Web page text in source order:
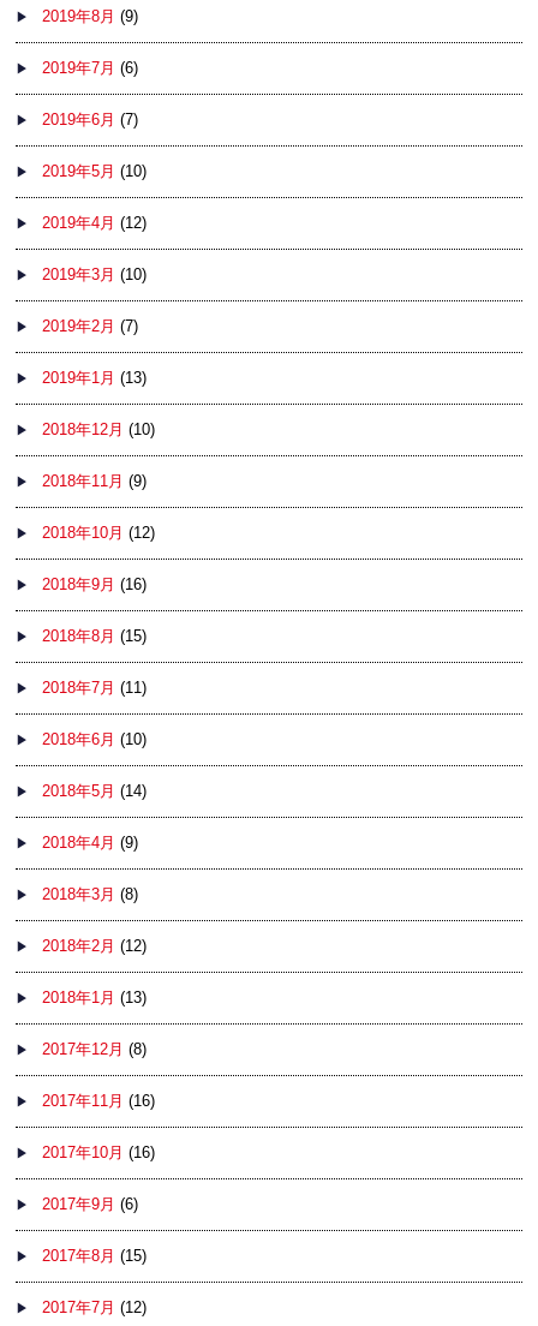
2019年8月 (9)
2019年7月 (6)
2019年6月 (7)
2019年5月 (10)
2019年4月 (12)
2019年3月 (10)
2019年2月 (7)
2019年1月 (13)
2018年12月 (10)
2018年11月 (9)
2018年10月 (12)
2018年9月 (16)
2018年8月 (15)
2018年7月 (11)
2018年6月 (10)
2018年5月 (14)
2018年4月 (9)
2018年3月 (8)
2018年2月 (12)
2018年1月 (13)
2017年12月 (8)
2017年11月 (16)
2017年10月 (16)
2017年9月 (6)
2017年8月 (15)
2017年7月 (12)